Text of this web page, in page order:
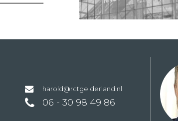
harold@rctgelderland.nl
06 - 30 98 49 86